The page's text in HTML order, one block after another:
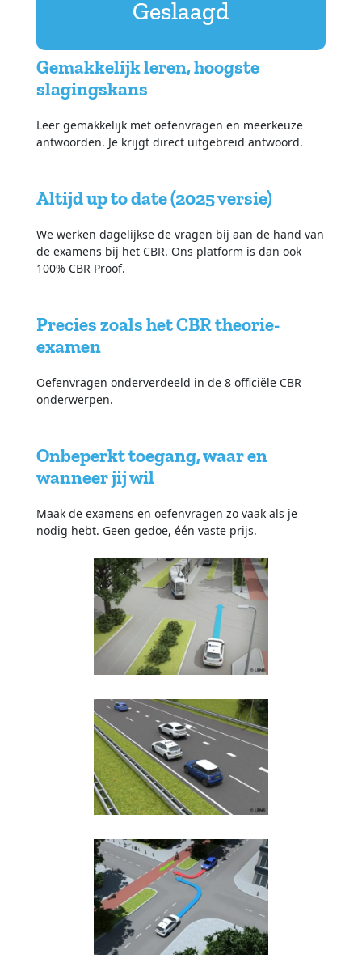
Geslaagd
Gemakkelijk leren, hoogste
slagingskans
Leer gemakkelijk met oefenvragen en meerkeuze
antwoorden. Je krijgt direct uitgebreid antwoord.
Altijd up to date (2025 versie)
We werken dagelijkse de vragen bij aan de hand van
de examens bij het CBR. Ons platform is dan ook
100% CBR Proof.
Precies zoals het CBR theorie-
examen
Oefenvragen onderverdeeld in de 8 officiële CBR
onderwerpen.
Onbeperkt toegang, waar en
wanneer jij wil
Maak de examens en oefenvragen zo vaak als je
nodig hebt. Geen gedoe, één vaste prijs.